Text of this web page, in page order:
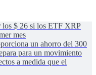
los $ 26 si los ETF XRP
mes
un ahorro del 300
para un movimiento
a medida que el